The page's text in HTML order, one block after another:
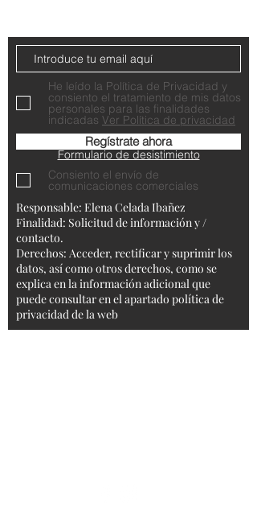
He leído la Política de Privacidad y
consiento el tratamiento de mis datos
personales para las finalidades
indicadas Ver Política de privacidad
Regístrate ahora
Consiento el envío de
comunicaciones comerciales
Responsable: Elena Celada Ibañez
Finalidad: Solicitud de información y /
contacto.
Derechos: Acceder, rectificar y suprimir los
datos, así como otros derechos, como se
explica en la información adicional que
puede consultar en el apartado política de
privacidad de la web
Formulario de desistimiento